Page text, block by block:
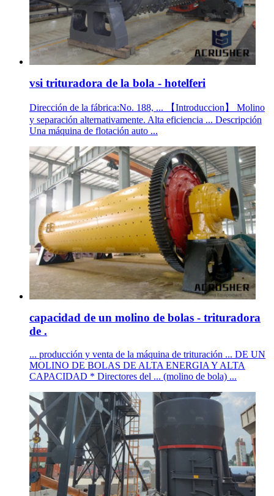
vsi trituradora de la bola - hotelferi
Dirección de la fábrica:No. 188, ... 【Introduccion】 Molino
y separación alternativamente. Alta eficiencia ... Descripción
Una máquina de flotación auto ...
capacidad de un molino de bolas - trituradora
de .
... producción y venta de la máquina de trituración ... DE UN
MOLINO DE BOLAS DE ALTA ENERGIA Y ALTA
CAPACIDAD * Directores del ... (molino de bola) ...